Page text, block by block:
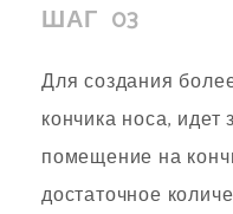
ШАГ 03
Для создания
кончика носа,
помещение на
достаточное